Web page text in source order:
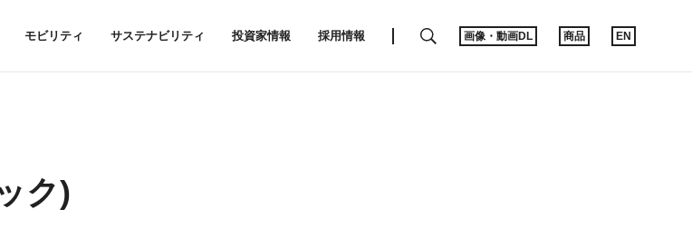
モビリティ サステナビリティ 投資家情報 採用情報 SEARCH画像・動画DL 商品 EN
ク)